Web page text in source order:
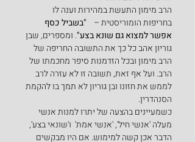
הרב מימון התעשת במהירות וענה לו
בחריפות הומוריסטית – "בשביל כסף
אפשר למצוא גם שונא בצע". ומספרים, שבן
גוריון אהב כל כך את התשובה החריפה של
הרב מימון ובכל הזדמנות סיפר מחכמתו של
הרב. ועל אף זאת, תשובה זו לא עזרה לרב
לממש את חזונו ובן גוריון לא תמך בו להקמת
הסנהדרין.
כשמעיינים בהצעה של יתרו למנות אנשי
מעלה 'אנשי חיל', 'אנשי אמת'  ו'שונאי בצע',
הדבר אכן קשה למימוש. אם היו מבקשים